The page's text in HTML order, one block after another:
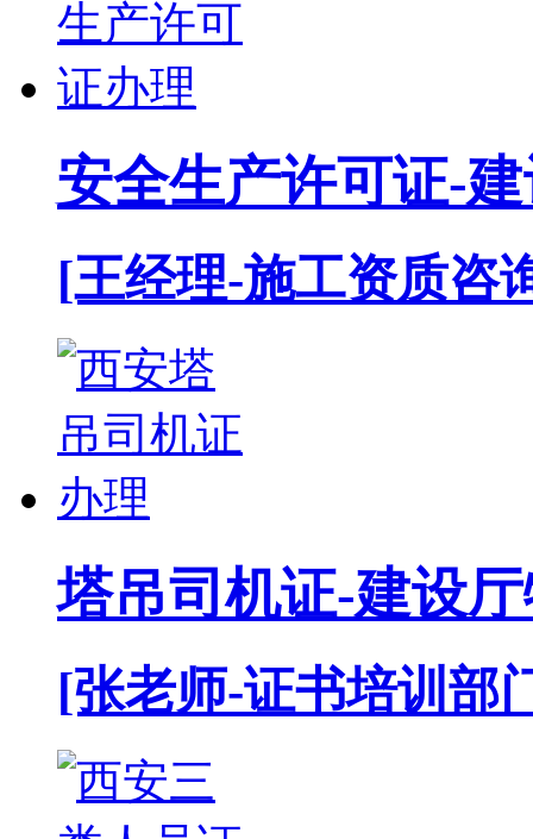
安全生产许可证-
[王经理-施工资质咨
塔吊司机证-建设
[张老师-证书培训部